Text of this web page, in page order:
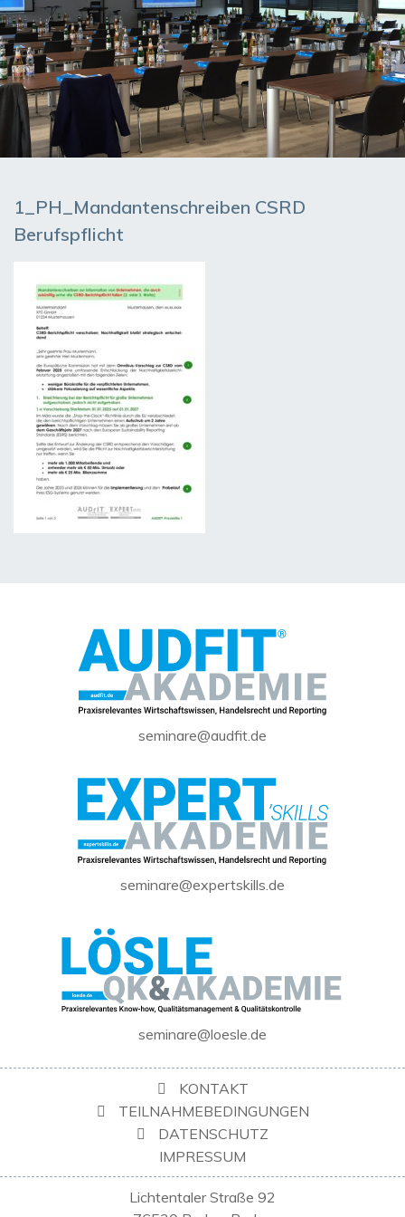
1_PH_Mandantenschreiben CSRD
Berufspflicht
seminare@audfit.de
seminare@expertskills.de
seminare@loesle.de
KONTAKT
TEILNAHMEBEDINGUNGEN
DATENSCHUTZ
IMPRESSUM
Lichtentaler Straße 92